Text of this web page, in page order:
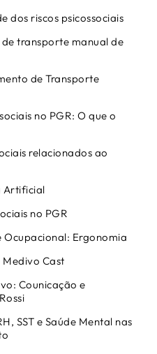
dos riscos psicossociais
transporte manual de
de Transporte
no PGR: O que o
relacionados ao
Artificial
no PGR
Ergonomia
Cast
Counicação e
SST e Saúde Mental nas